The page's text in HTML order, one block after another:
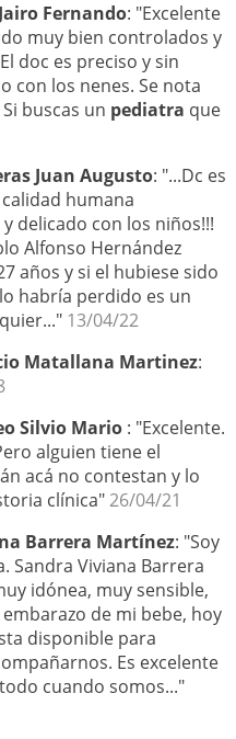
Fernando: "Excelente
muy bien controlados y
doc es preciso y sin
con los nenes. Se nota
buscas un pediatra que
Juan Augusto: "...Dc es
humana
delicado con los niños!!!
Alfonso Hernández
años y si el hubiese sido
habría perdido es un
13/04/22
Matallana Martinez:
Silvio Mario : "Excelente.
alguien tiene el
acá no contestan y lo
clínica"26/04/21
Barrera Martínez: "Soy
Sandra Viviana Barrera
idónea, muy sensible,
de mi bebe, hoy
disponible para
Es excelente
cuando somos..."